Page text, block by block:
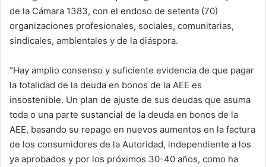
de la Cámara 1383, con el endoso de setenta (70)
organizaciones profesionales, sociales, comunitarias,
sindicales, ambientales y de la diáspora.
“Hay amplio consenso y suficiente evidencia de que pagar
la totalidad de la deuda en bonos de la AEE es
insostenible. Un plan de ajuste de sus deudas que asuma
toda o una parte sustancial de la deuda en bonos de la
AEE, basando su repago en nuevos aumentos en la factura
de los consumidores de la Autoridad, independiente a los
ya aprobados y por los próximos 30-40 años, como ha